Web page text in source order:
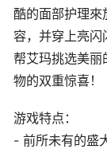
酷的面部护理來
容，并穿上亮
帮艾玛挑选美丽
物的双重惊喜！
游戏特点：
- 前所未有的盛